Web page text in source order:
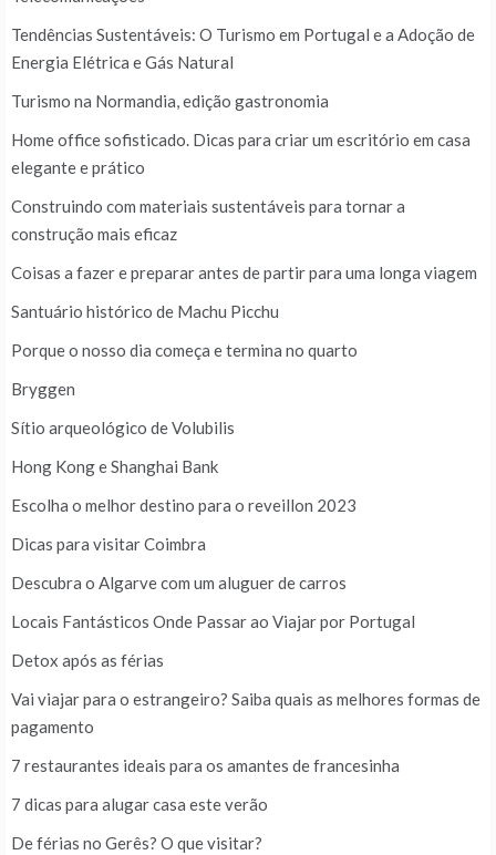
Tendências Sustentáveis: O Turismo em Portugal e a Adoção de
Energia Elétrica e Gás Natural
Turismo na Normandia, edição gastronomia
Home office sofisticado. Dicas para criar um escritório em casa
elegante e prático
Construindo com materiais sustentáveis para tornar a
construção mais eficaz
Coisas a fazer e preparar antes de partir para uma longa viagem
Santuário histórico de Machu Picchu
Porque o nosso dia começa e termina no quarto
Bryggen
Sítio arqueológico de Volubilis
Hong Kong e Shanghai Bank
Escolha o melhor destino para o reveillon 2023
Dicas para visitar Coimbra
Descubra o Algarve com um aluguer de carros
Locais Fantásticos Onde Passar ao Viajar por Portugal
Detox após as férias
Vai viajar para o estrangeiro? Saiba quais as melhores formas de
pagamento
7 restaurantes ideais para os amantes de francesinha
7 dicas para alugar casa este verão
De férias no Gerês? O que visitar?